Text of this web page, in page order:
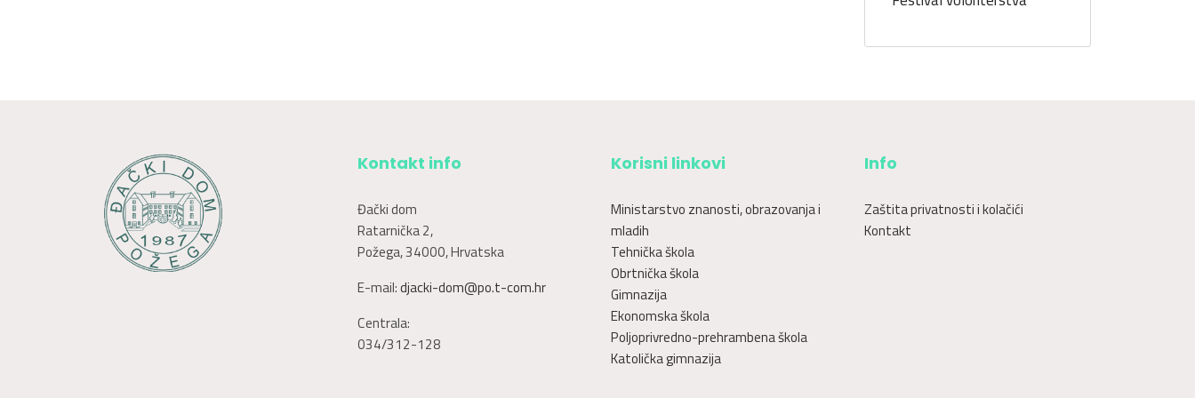
Kontakt info
Đački dom
Ratarnička 2,
Požega, 34000, Hrvatska
E-mail:djacki-dom@po.t-com.hr
Centrala:
034/312-128
Korisni linkovi
Ministarstvo znanosti, obrazovanja i
mladih
Tehnička škola
Obrtnička škola
Gimnazija
Ekonomska škola
Poljoprivredno-prehrambena škola
Katolička gimnazija
Info
Zaštita privatnosti i kolačići
Kontakt